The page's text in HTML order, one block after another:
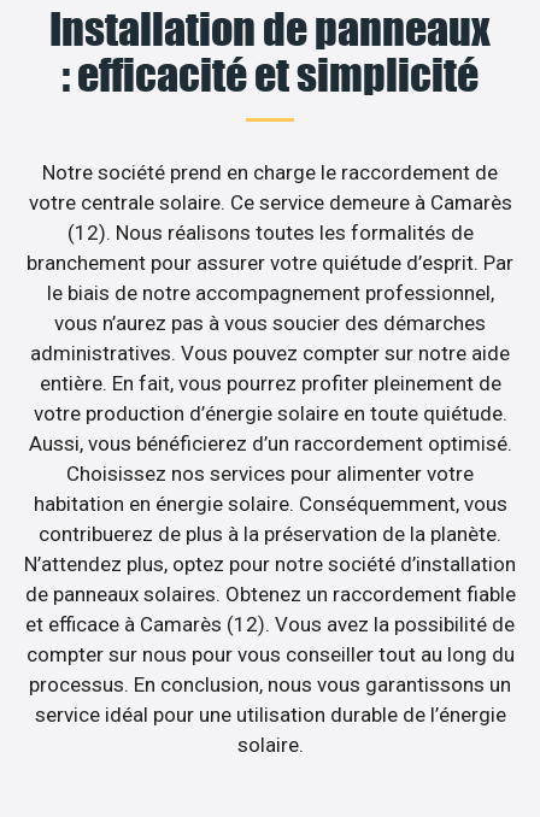
Installation de panneaux
: efficacité et simplicité
Notre société prend en charge le raccordement de
votre centrale solaire. Ce service demeure à Camarès
(12). Nous réalisons toutes les formalités de
branchement pour assurer votre quiétude d’esprit. Par
le biais de notre accompagnement professionnel,
vous n’aurez pas à vous soucier des démarches
administratives. Vous pouvez compter sur notre aide
entière. En fait, vous pourrez profiter pleinement de
votre production d’énergie solaire en toute quiétude.
Aussi, vous bénéficierez d’un raccordement optimisé.
Choisissez nos services pour alimenter votre
habitation en énergie solaire. Conséquemment, vous
contribuerez de plus à la préservation de la planète.
N’attendez plus, optez pour notre société d’installation
de panneaux solaires. Obtenez un raccordement fiable
et efficace à Camarès (12). Vous avez la possibilité de
compter sur nous pour vous conseiller tout au long du
processus. En conclusion, nous vous garantissons un
service idéal pour une utilisation durable de l’énergie
solaire.